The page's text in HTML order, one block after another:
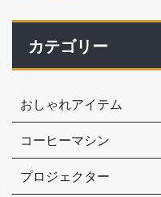
カテゴリー
おしゃれアイテム
コーヒーマシン
プロジェクター